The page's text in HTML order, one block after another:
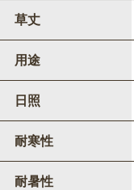
草丈
用途
日照
耐寒性
耐暑性